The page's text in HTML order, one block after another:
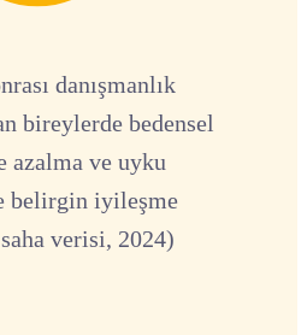
danışmanlık
bireylerde bedensel
azalma ve uyku
belirgin iyileşme
verisi, 2024)